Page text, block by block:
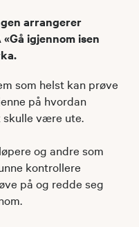
arrangerer
igjennom isen
som helst kan prøve
på hvordan
skulle være ute.
og andre som
kontrollere
på og redde seg